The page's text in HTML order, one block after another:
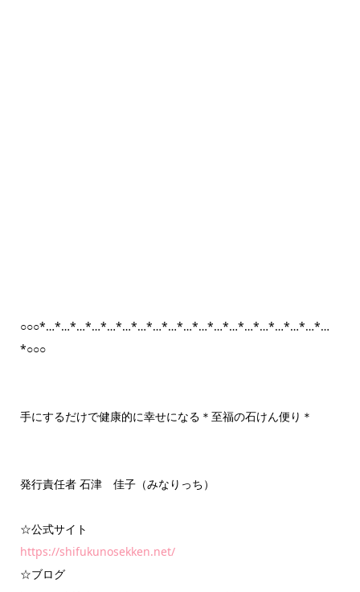
○○○*…*…*…*…*…*…*…*…*…*…*…*…*…*…*…*…*…*…*…
*○○○
手にするだけで健康的に幸せになる＊至福の石けん便り＊
発行責任者 石津 佳子（みなりっち）
☆公式サイト
https://shifukunosekken.net/
☆ブログ